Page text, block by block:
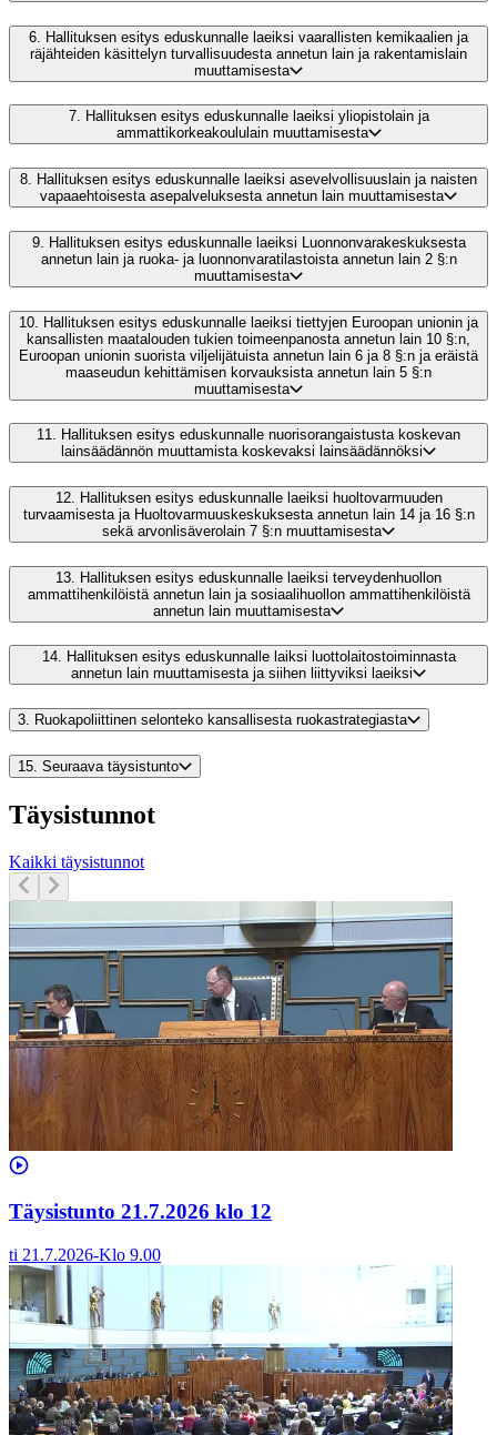
6. Hallituksen esitys eduskunnalle laeiksi vaarallisten kemikaalien ja
räjähteiden käsittelyn turvallisuudesta annetun lain ja rakentamislain
muuttamisesta
7. Hallituksen esitys eduskunnalle laeiksi yliopistolain ja
ammattikorkeakoululain muuttamisesta
8. Hallituksen esitys eduskunnalle laeiksi asevelvollisuuslain ja naisten
vapaaehtoisesta asepalveluksesta annetun lain muuttamisesta
9.
Hallituksen esitys eduskunnalle laeiksi Luonnonvarakeskuksesta
annetun lain ja ruoka- ja luonnonvaratilastoista annetun lain 2 §:n
muuttamisesta
10. Hallituksen esitys eduskunnalle laeiksi tiettyjen Euroopan unionin ja
kansallisten maatalouden tukien toimeenpanosta annetun lain 10 §:n,
Euroopan unionin suorista viljelijätuista annetun lain 6 ja 8 §:n ja eräistä
maaseudun kehittämisen korvauksista annetun lain 5 §:n
muuttamisesta
11. Hallituksen esitys eduskunnalle nuorisorangaistusta koskevan
lainsäädännön muuttamista koskevaksi lainsäädännöksi
12.
Hallituksen esitys eduskunnalle laeiksi huoltovarmuuden
turvaamisesta ja Huoltovarmuuskeskuksesta annetun lain 14 ja 16 §:n
sekä arvonlisäverolain 7 §:n muuttamisesta
13. Hallituksen esitys eduskunnalle laeiksi terveydenhuollon
ammattihenkilöistä annetun lain ja sosiaalihuollon ammattihenkilöistä
annetun lain muuttamisesta
14. Hallituksen esitys eduskunnalle laiksi luottolaitostoiminnasta
annetun lain muuttamisesta ja siihen liittyviksi laeiksi
3. Ruokapoliittinen selonteko kansallisesta ruokastrategiasta
15. Seuraava täysistunto
Täysistunnot
Kaikki täysistunnot
Täysistunto 21.7.2026 klo 12
ti 21.7.2026-Klo 9.00